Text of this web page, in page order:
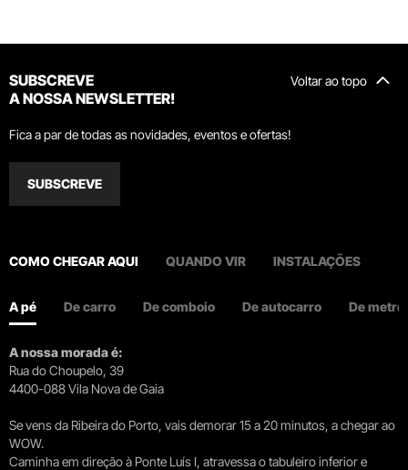
Voltar ao topo
SUBSCREVE
A NOSSA NEWSLETTER!
Fica a par de todas as novidades, eventos e ofertas!
SUBSCREVE
COMO CHEGAR AQUI QUANDO VIR INSTALAÇÕES
A pé De carro De comboio De autocarro De metro
A nossa morada é:
Rua do Choupelo, 39
4400-088 Vila Nova de Gaia
Se vens da Ribeira do Porto, vais demorar 15 a 20 minutos, a chegar ao
WOW.
Caminha em direção à Ponte Luís I, atravessa o tabuleiro inferior e